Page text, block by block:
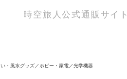
時空旅人公式通販サイト
・風水グッズ／ホビー・家電／光学機器